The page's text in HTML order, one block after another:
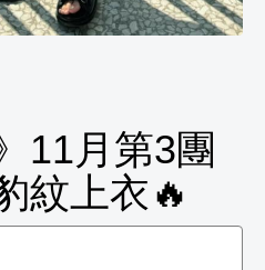
11月第3團
紋上衣🔥